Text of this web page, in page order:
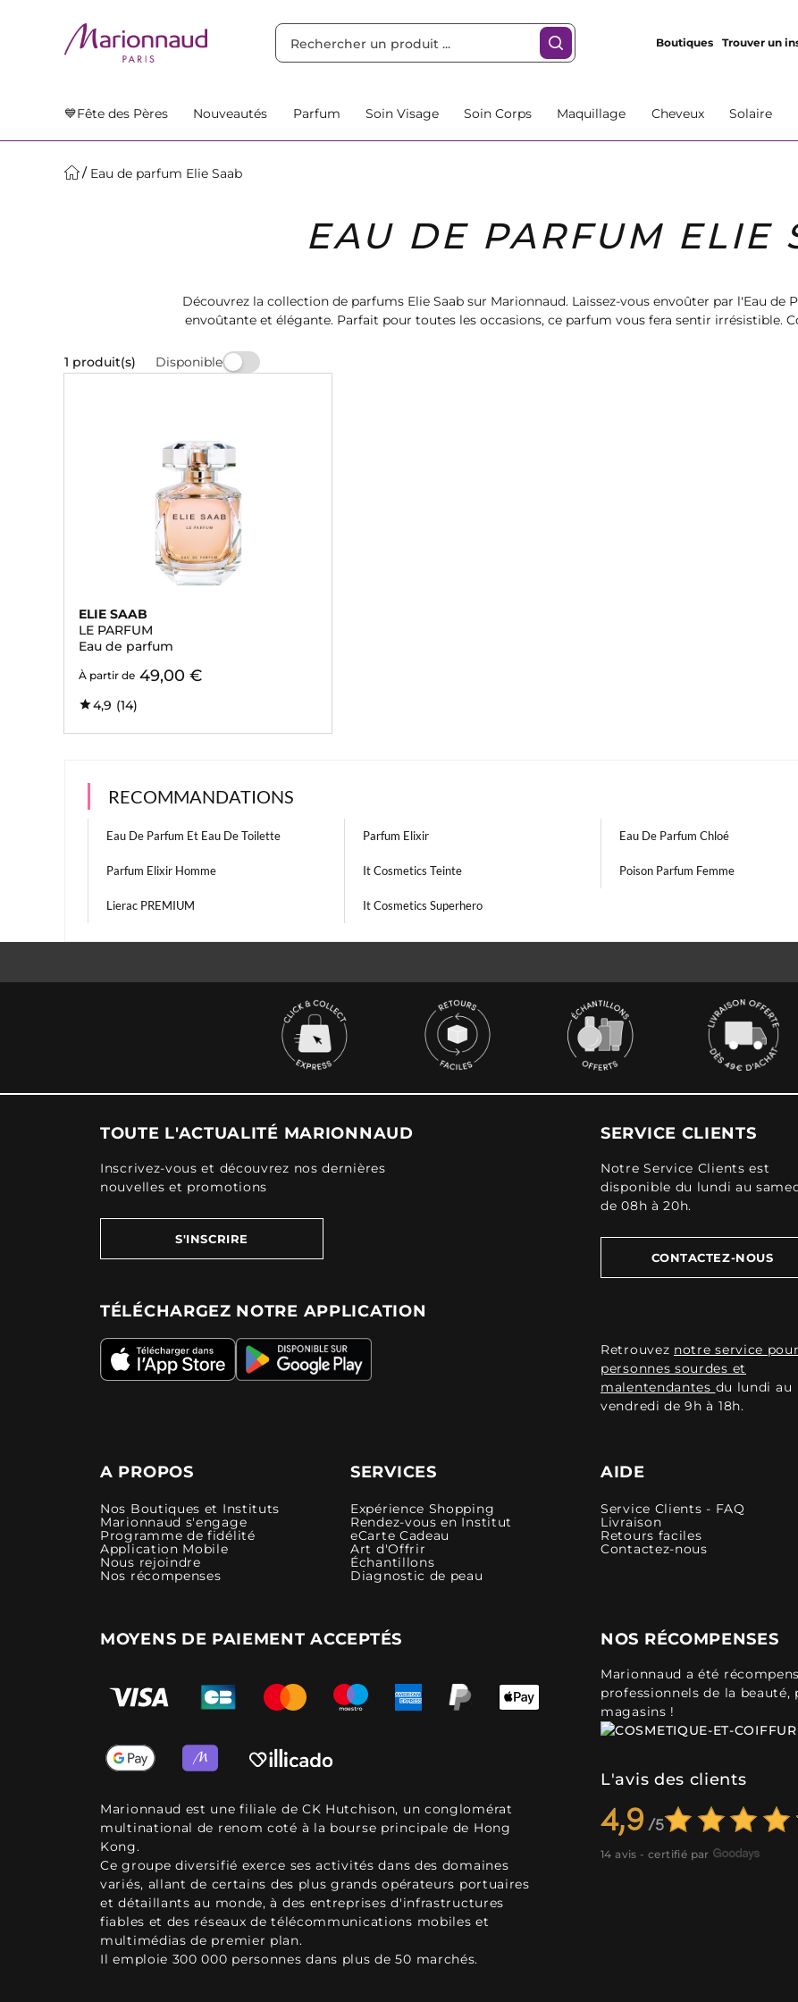
Boutiques Trouver un
💙Fête des Pères Nouveautés Parfum Soin Visage Soin Corps Maquillage Cheveux Solaire
Eau de parfum Elie Saab
EAU DE PARFUM ELIE
Découvrez la collection de parfums Elie Saab sur Marionnaud. Laissez-vous envoûter par l'Eau de
envoûtante et élégante. Parfait pour toutes les occasions, ce parfum vous fera sentir irrésistible.
1 produit(s) Disponible
ELIE SAAB
LE PARFUM
Eau de parfum
À partir de 49,00 €
4,9 (14)
RECOMMANDATIONS
Eau De Parfum Et Eau De Toilette Parfum Elixir Eau De Parfum Chloé
Parfum Elixir Homme It Cosmetics Teinte Poison Parfum Femme
Lierac PREMIUM It Cosmetics Superhero
TOUTE L'ACTUALITÉ MARIONNAUD
Inscrivez-vous et découvrez nos dernières
nouvelles et promotions
S'INSCRIRE
TÉLÉCHARGEZ NOTRE APPLICATION
SERVICE CLIENTS
Notre Service Clients est
disponible du lundi au
de 08h à 20h.
CONTACTEZ-NOUS
Retrouvez notre service
personnes sourdes et
malentendantes du lundi au
vendredi de 9h à 18h.
A PROPOS
Nos Boutiques et Instituts
Marionnaud s'engage
Programme de fidélité
Application Mobile
Nous rejoindre
Nos récompenses
SERVICES
Expérience Shopping
Rendez-vous en Institut
eCarte Cadeau
Art d'Offrir
Échantillons
Diagnostic de peau
AIDE
Service Clients - FAQ
Livraison
Retours faciles
Contactez-nous
MOYENS DE PAIEMENT ACCEPTÉS
Marionnaud est une filiale de CK Hutchison, un conglomérat
multinational de renom coté à la bourse principale de Hong
Kong.
Ce groupe diversifié exerce ses activités dans des domaines
variés, allant de certains des plus grands opérateurs portuaires
et détaillants au monde, à des entreprises d'infrastructures
fiables et des réseaux de télécommunications mobiles et
multimédias de premier plan.
Il emploie 300 000 personnes dans plus de 50 marchés.
NOS RÉCOMPENSES
Marionnaud a été
professionnels de la beauté,
magasins !
L'avis des clients
4,9
14 avis - certifié par